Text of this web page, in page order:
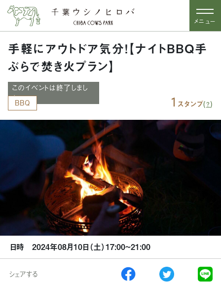
メニュー
手軽にアウトドア気分！【ナイトBBQ手
ぶらで焚き火プラン】
このイベントは終了しまし
たBBQ 1 スタンプ(?)
日時 2024年08月10日（土）17:00~21:00
シェアする